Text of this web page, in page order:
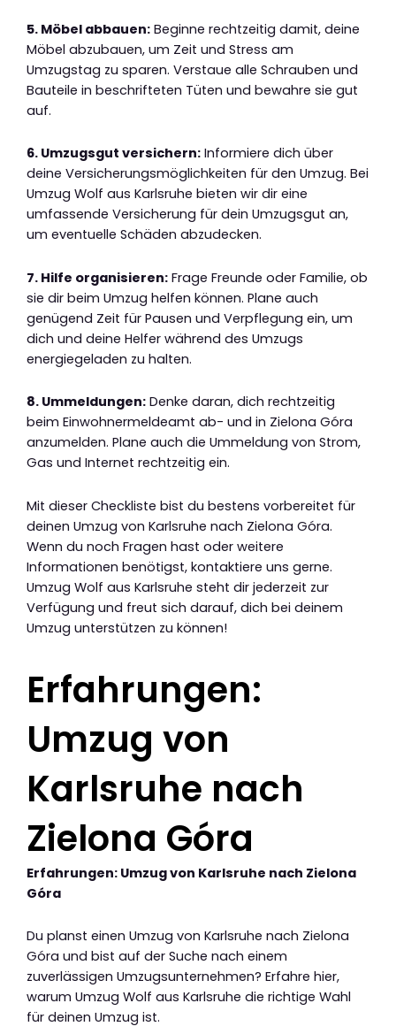
5. Möbel abbauen: Beginne rechtzeitig damit, deine
Möbel abzubauen, um Zeit und Stress am
Umzugstag zu sparen. Verstaue alle Schrauben und
Bauteile in beschrifteten Tüten und bewahre sie gut
auf.
6. Umzugsgut versichern: Informiere dich über
deine Versicherungsmöglichkeiten für den Umzug. Bei
Umzug Wolf aus Karlsruhe bieten wir dir eine
umfassende Versicherung für dein Umzugsgut an,
um eventuelle Schäden abzudecken.
7. Hilfe organisieren: Frage Freunde oder Familie, ob
sie dir beim Umzug helfen können. Plane auch
genügend Zeit für Pausen und Verpflegung ein, um
dich und deine Helfer während des Umzugs
energiegeladen zu halten.
8. Ummeldungen: Denke daran, dich rechtzeitig
beim Einwohnermeldeamt ab- und in Zielona Góra
anzumelden. Plane auch die Ummeldung von Strom,
Gas und Internet rechtzeitig ein.
Mit dieser Checkliste bist du bestens vorbereitet für
deinen Umzug von Karlsruhe nach Zielona Góra.
Wenn du noch Fragen hast oder weitere
Informationen benötigst, kontaktiere uns gerne.
Umzug Wolf aus Karlsruhe steht dir jederzeit zur
Verfügung und freut sich darauf, dich bei deinem
Umzug unterstützen zu können!
Erfahrungen:
Umzug von
Karlsruhe nach
Zielona Góra
Erfahrungen: Umzug von Karlsruhe nach Zielona
Góra
Du planst einen Umzug von Karlsruhe nach Zielona
Góra und bist auf der Suche nach einem
zuverlässigen Umzugsunternehmen? Erfahre hier,
warum Umzug Wolf aus Karlsruhe die richtige Wahl
für deinen Umzug ist.